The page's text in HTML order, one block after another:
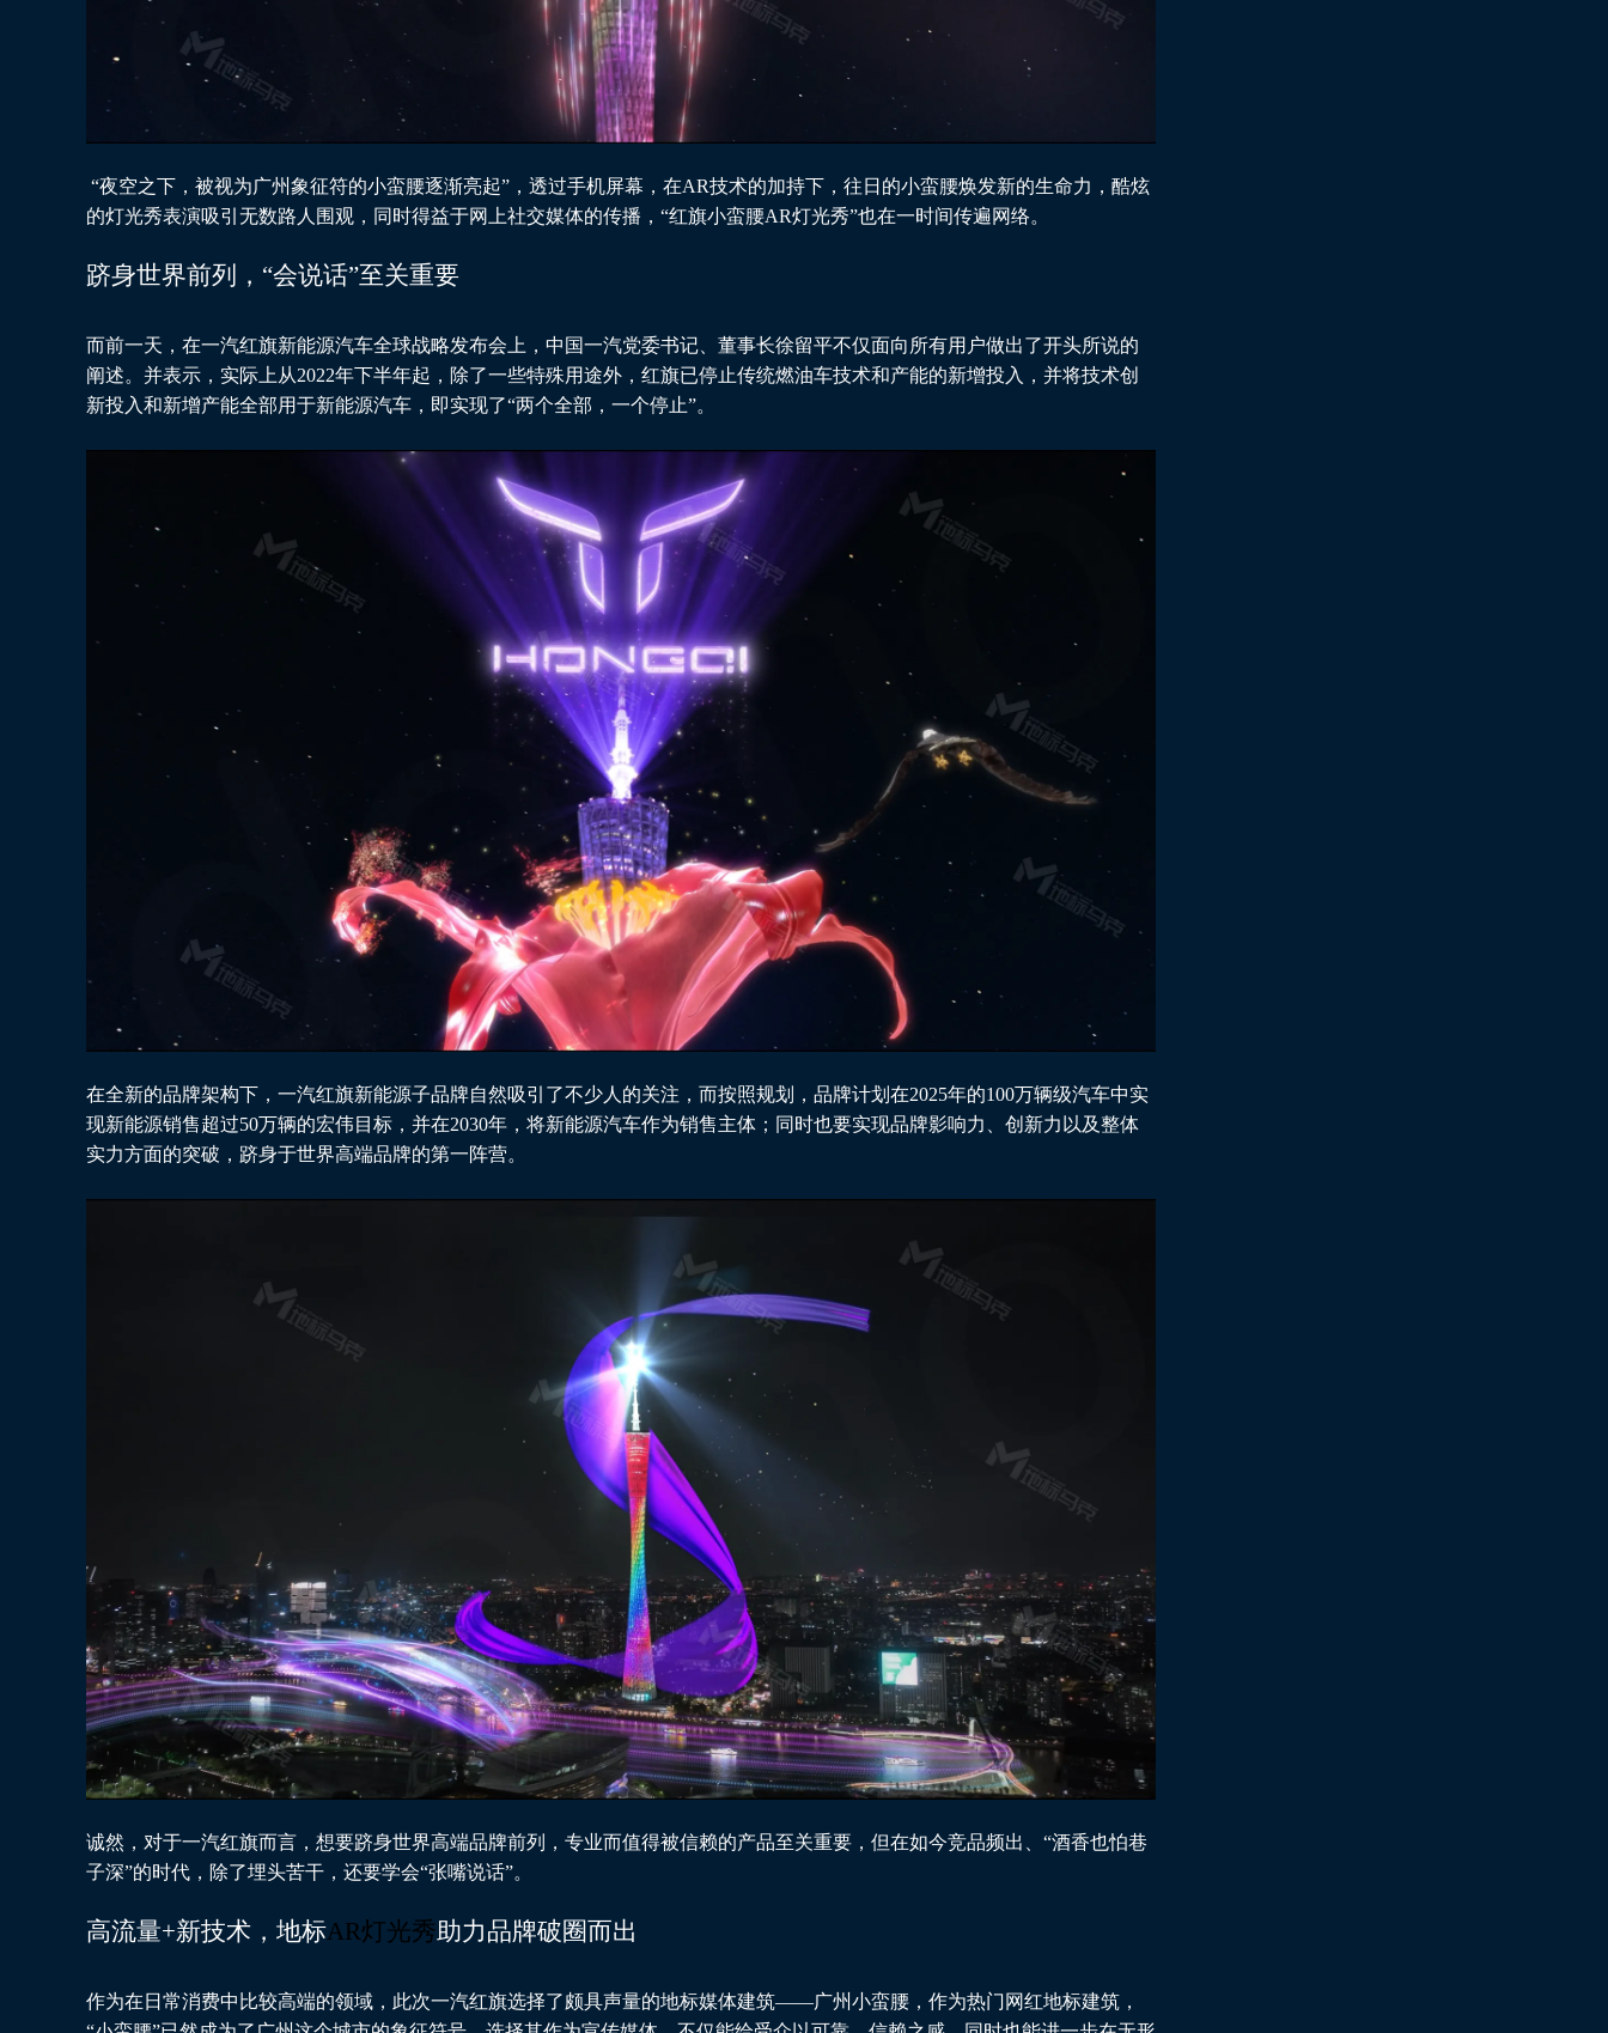
“夜空之下，被视为广州象征符的小蛮腰逐渐亮起”，透过手机屏幕，在AR技术的加持下，往日的小蛮腰焕发新的生命力，酷炫
的灯光秀表演吸引无数路人围观，同时得益于网上社交媒体的传播，“红旗小蛮腰AR灯光秀”也在一时间传遍网络。
跻身世界前列，“会说话”至关重要
而前一天，在一汽红旗新能源汽车全球战略发布会上，中国一汽党委书记、董事长徐留平不仅面向所有用户做出了开头所说的
阐述。并表示，实际上从2022年下半年起，除了一些特殊用途外，红旗已停止传统燃油车技术和产能的新增投入，并将技术创
新投入和新增产能全部用于新能源汽车，即实现了“两个全部，一个停止”。
在全新的品牌架构下，一汽红旗新能源子品牌自然吸引了不少人的关注，而按照规划，品牌计划在2025年的100万辆级汽车中实
现新能源销售超过50万辆的宏伟目标，并在2030年，将新能源汽车作为销售主体；同时也要实现品牌影响力、创新力以及整体
实力方面的突破，跻身于世界高端品牌的第一阵营。
诚然，对于一汽红旗而言，想要跻身世界高端品牌前列，专业而值得被信赖的产品至关重要，但在如今竞品频出、“酒香也怕巷
子深”的时代，除了埋头苦干，还要学会“张嘴说话”。
高流量+新技术，地标AR灯光秀助力品牌破圈而出
作为在日常消费中比较高端的领域，此次一汽红旗选择了颇具声量的地标媒体建筑——广州小蛮腰，作为热门网红地标建筑，